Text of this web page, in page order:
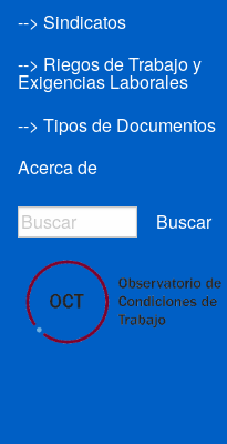
--> Sindicatos
--> Riegos de Trabajo y
Exigencias Laborales
--> Tipos de Documentos
Acerca de
Buscar